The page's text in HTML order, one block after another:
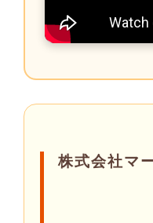
株式会社マ